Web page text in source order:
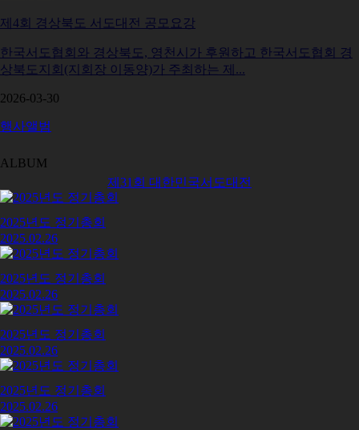
제4회 경상북도 서도대전 공모요강
한국서도협회와 경상북도, 영천시가 후원하고 한국서도협회 경
상북도지회(지회장 이동양)가 주최하는 제...
2026-03-30
제31회 대한민국서도대전
행사앨범
ALBUM
2025년도 정기총회
2025.02.26
2025년도 정기총회
2025.02.26
2025년도 정기총회
2025.02.26
2025년도 정기총회
2025.02.26